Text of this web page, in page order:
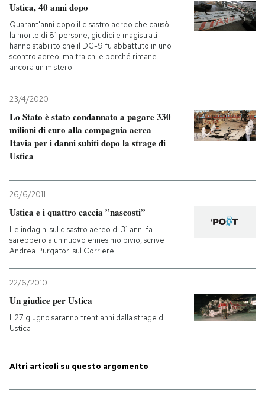
I MIEI PREFERITI
SHOP
AREA PERSONALE
Ustica, 40 anni dopo
Quarant'anni dopo il disastro aereo che causò
la morte di 81 persone, giudici e magistrati
hanno stabilito che il DC-9 fu abbattuto in uno
scontro aereo: ma tra chi e perché rimane
ancora un mistero
23/4/2020
Lo Stato è stato condannato a pagare 330
milioni di euro alla compagnia aerea
Itavia per i danni subiti dopo la strage di
Ustica
26/6/2011
Ustica e i quattro caccia ”nascosti”
Le indagini sul disastro aereo di 31 anni fa
sarebbero a un nuovo ennesimo bivio, scrive
Andrea Purgatori sul Corriere
22/6/2010
Un giudice per Ustica
Il 27 giugno saranno trent'anni dalla strage di
Ustica
Altri articoli su questo argomento